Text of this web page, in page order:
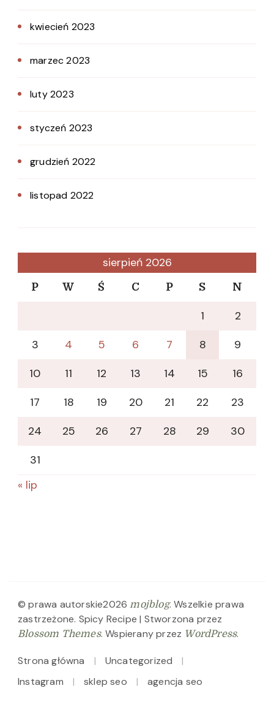
kwiecień 2023
marzec 2023
luty 2023
styczeń 2023
grudzień 2022
listopad 2022
sierpień 2026
P W Ś C P S N
1
2
3
4 5 6 7 8
9
10
11 12 13 14 15
16
17
18 19 20 21 22
23
24
25 26 27 28 29
30
31
« lip
© prawa autorskie2026mojblog. Wszelkie prawa
zastrzeżone. Spicy Recipe | Stworzona przez
Blossom Themes. Wspierany przez WordPress.
Strona główna
Uncategorized
Instagram
sklep seo agencja seo